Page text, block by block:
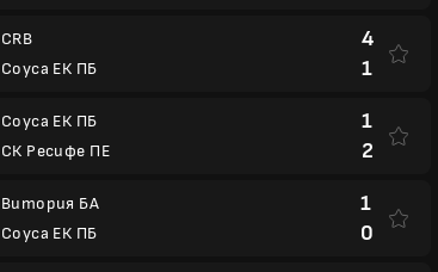
CRB
Соуса ЕК ПБ
4
1
Соуса ЕК ПБ
СК Ресифе ПЕ
1
2
Витория БА
Соуса ЕК ПБ
1
0